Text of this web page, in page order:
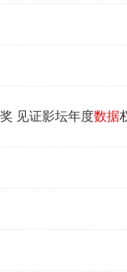
见证影坛年度数据